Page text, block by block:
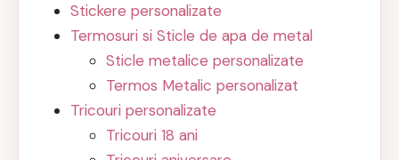
Stickere personalizate
Termosuri si Sticle de apa de metal
Sticle metalice personalizate
Termos Metalic personalizat
Tricouri personalizate
Tricouri 18 ani